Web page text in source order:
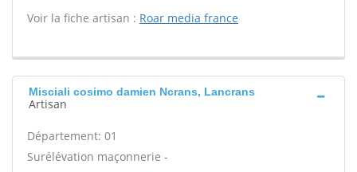
Voir la fiche artisan : Roar media france
Misciali cosimo damien Ncrans, Lancrans
Artisan
Département: 01
Surélévation maçonnerie -